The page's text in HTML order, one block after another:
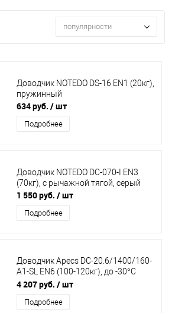
популярности
Доводчик NOTEDO DS-16 EN1 (20кг),
пружинный
634 руб. / шт
Подробнее
Доводчик NOTEDO DC-070-I EN3
(70кг), с рычажной тягой, серый
1 550 руб. / шт
Подробнее
Доводчик Apecs DC-20.6/1400/160-
A1-SL EN6 (100-120кг), до -30°С
00018930
4 207 руб. / шт
Подробнее